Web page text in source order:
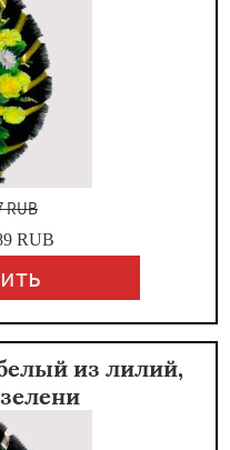
RUB
RUB
из лилий,